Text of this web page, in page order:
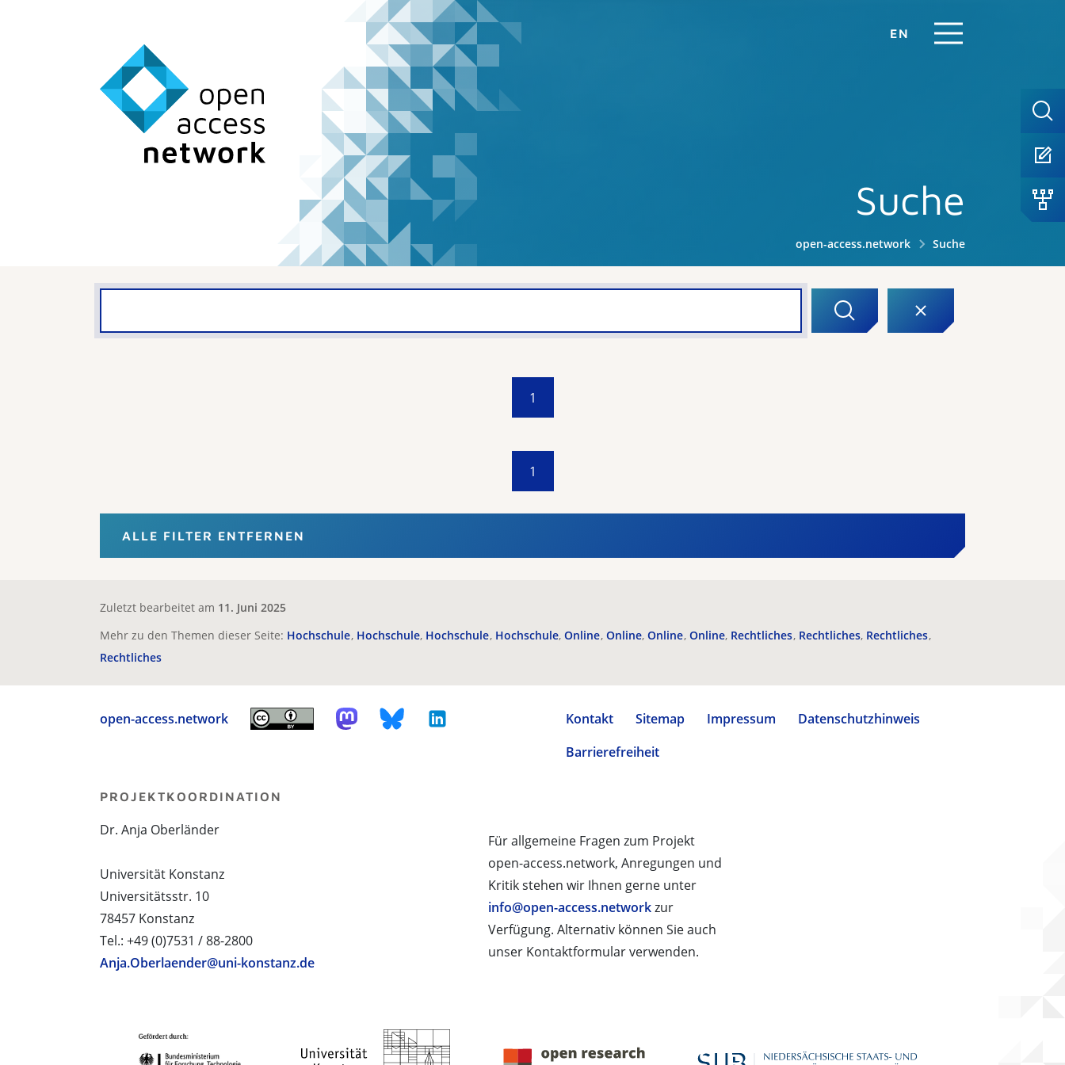
EN
Suche
open-access.network Suche
1
1
ALLE FILTER ENTFERNEN
Zuletzt bearbeitet am 11. Juni 2025
Mehr zu den Themen dieser Seite: Hochschule Hochschule Hochschule Hochschule Online Online Online Online Rechtliches Rechtliches Rechtliches
Rechtliches
open-access.network Kontakt Sitemap Impressum
Datenschutzhinweis
Barrierefreiheit
Für allgemeine Fragen zum Projekt
open-access.network, Anregungen und
Kritik stehen wir Ihnen gerne unter
info@open-access.networkzur
Verfügung. Alternativ können Sie auch
unser Kontaktformular verwenden.
PROJEKTKOORDINATION
Dr. Anja Oberländer
Universität Konstanz
Universitätsstr. 10
78457 Konstanz
Tel.: +49 (0)7531 / 88-2800
Anja.Oberlaender@uni-konstanz.de